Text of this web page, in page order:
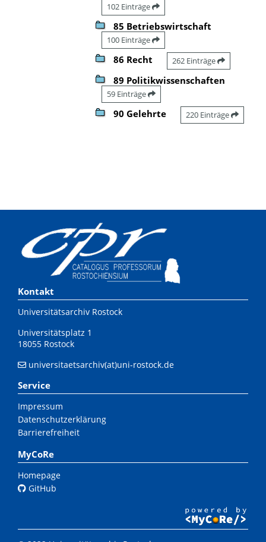
102 Einträge
85 Betriebswirtschaft
100 Einträge
86 Recht 262 Einträge
89 Politikwissenschaften
59 Einträge
90 Gelehrte 220 Einträge
Kontakt
Universitätsarchiv Rostock
Universitätsplatz 1
18055 Rostock
universitaetsarchiv(at)uni-rostock.de
Service
Impressum
Datenschutzerklärung
Barrierefreiheit
MyCoRe
Homepage
GitHub